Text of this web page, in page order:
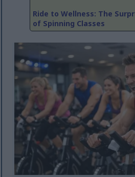
Ride to Wellness: The
of Spinning Classes